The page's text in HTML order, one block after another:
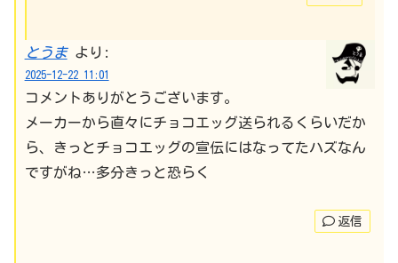
とうま より:
2025-12-22 11:01
コメントありがとうございます。
メーカーから直々にチョコエッグ送られるくらいだか
ら、きっとチョコエッグの宣伝にはなってたハズなん
ですがね…多分きっと恐らく
返信